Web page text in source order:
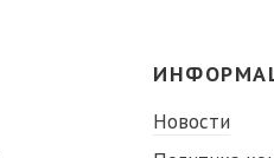
Новости